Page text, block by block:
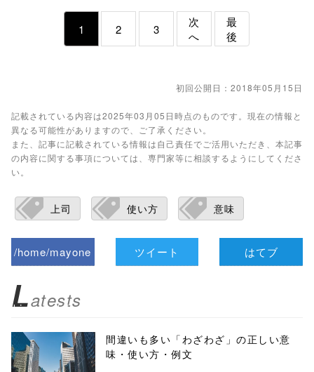
1 2 3
次
へ
最
後
初回公開日：2018年05月15日
記載されている内容は2025年03月05日時点のものです。現在の情報と
異なる可能性がありますので、ご了承ください。
また、記事に記載されている情報は自己責任でご活用いただき、本記事
の内容に関する事項については、専門家等に相談するようにしてくださ
い。
上司 使い方 意味
/home/mayone
biz.jp/public_ht
ml/wp-
content/themes
ツイート はてブ
Latests
間違いも多い「わざわざ」の正しい意
味・使い方・例文